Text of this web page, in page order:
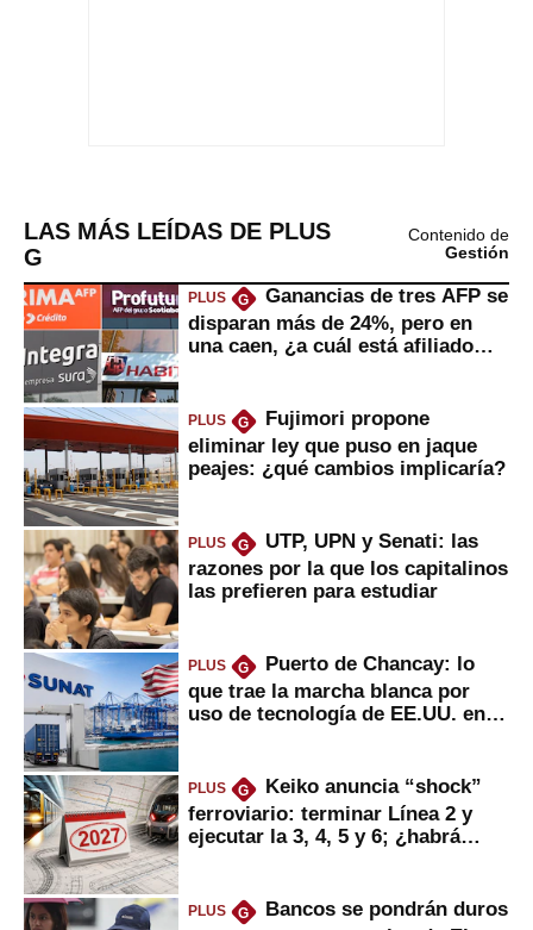
LAS MÁS LEÍDAS DE PLUS
G
Contenido de
Gestión
PLUS G
Ganancias de tres AFP se
disparan más de 24%, pero en
una caen, ¿a cuál está afiliado
PLUS G
Fujimori propone
eliminar ley que puso en jaque
peajes: ¿qué cambios implicaría?
PLUS G
UTP, UPN y Senati: las
razones por la que los capitalinos
las prefieren para estudiar
PLUS G
Puerto de Chancay: lo
que trae la marcha blanca por
uso de tecnología de EE.UU. en
PLUS G
Keiko anuncia “shock”
ferroviario: terminar Línea 2 y
ejecutar la 3, 4, 5 y 6; ¿habrá
PLUS G
Bancos se pondrán duros